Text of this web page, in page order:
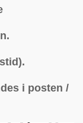
i posten /